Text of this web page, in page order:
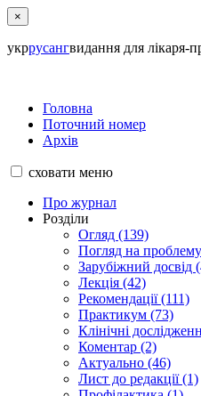
×
укррусангвидання для лікаря-
Головна
Поточний номер
Архів
сховати меню
Про журнал
Розділи
Огляд (139)
Погляд на
Зарубіжний досвід
Лекція (42)
Рекомендації (111)
Практикум (73)
Клінічні
Коментар (2)
Актуально (46)
Лист до редакції (1)